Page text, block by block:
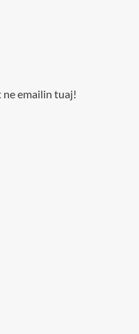
emailin tuaj!